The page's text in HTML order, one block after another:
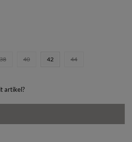
38 40 42 44
artikel?